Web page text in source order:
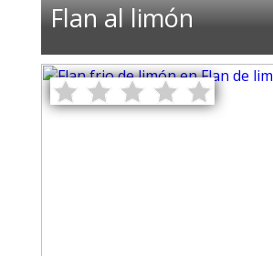
Flan al limón